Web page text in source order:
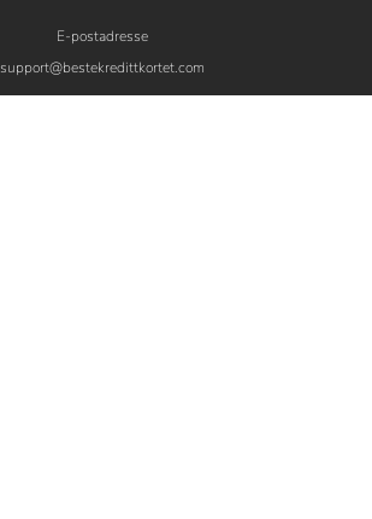
E-postadresse
support@bestekredittkortet.com